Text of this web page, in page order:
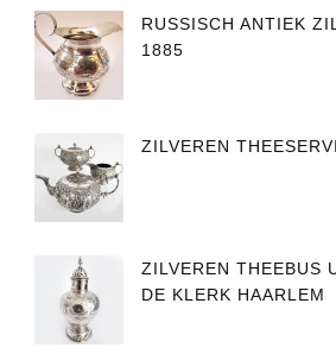
RUSSISCH ANTIEK
1885
ZILVEREN
ZILVEREN THEEBUS
DE KLERK HAARLEM